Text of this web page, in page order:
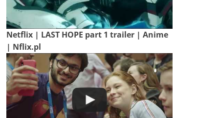
Netflix | LAST HOPE part 1 trailer | Anime
| Nflix.pl